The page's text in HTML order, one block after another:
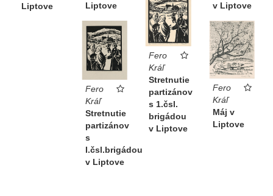
v Liptove
Liptove
Liptove
Fero
Kráľ
Stretnutie
partizánov
s 1.čsl.
brigádou
v Liptove
Fero
Kráľ
Máj v
Liptove
Fero
Kráľ
Stretnutie
partizánov
s
I.čsl.brigádou
v Liptove